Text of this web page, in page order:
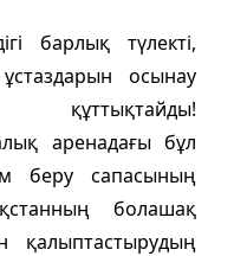
барлық түлекті,
осынау
құттықтайды!
аренадағы бұл
беру сапасының
болашақ
қалыптастырудың